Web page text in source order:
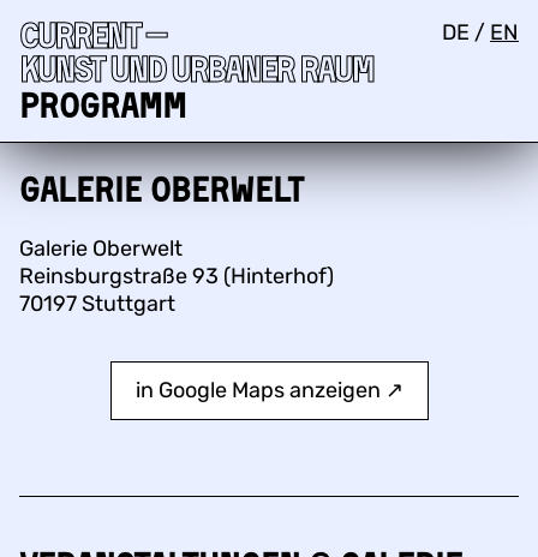
Current —
Kunst und urbaner Raum
Programm
DE / EN
Galerie Oberwelt
Galerie Oberwelt
Reinsburgstraße 93 (Hinterhof)
70197 Stuttgart
in Google Maps anzeigen ↗︎